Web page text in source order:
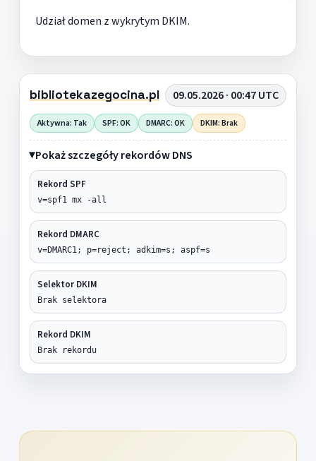
Udział domen z wykrytym DKIM.
bibliotekazegocina.pl 09.05.2026 · 00:47 UTC
Aktywna: Tak SPF: OK DMARC: OK DKIM: Brak
Pokaż szczegóły rekordów DNS
Rekord SPF
v=spf1 mx -all
Rekord DMARC
v=DMARC1; p=reject; adkim=s; aspf=s
Selektor DKIM
Brak selektora
Rekord DKIM
Brak rekordu